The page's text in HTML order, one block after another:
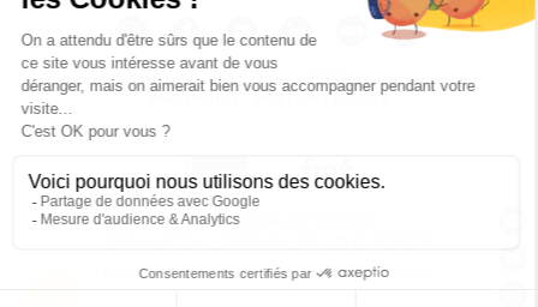
LA CINÉMATHÈQUE · CONTACTS · LETTRE D'INFORMATION ·
PARTENAIRES · MENTIONS LÉGALES
La Cinémathèque de Toulouse
La Cinémathèque de Toulouse © 2015. Tous droits réservés.